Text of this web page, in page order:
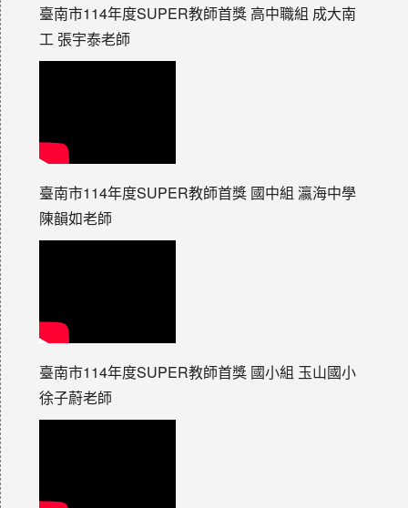
臺南市114年度SUPER教師首獎 高中職組 成大南
工 張宇泰老師
臺南市114年度SUPER教師首獎 國中組 瀛海中學
陳韻如老師
臺南市114年度SUPER教師首獎 國小組 玉山國小
徐子蔚老師